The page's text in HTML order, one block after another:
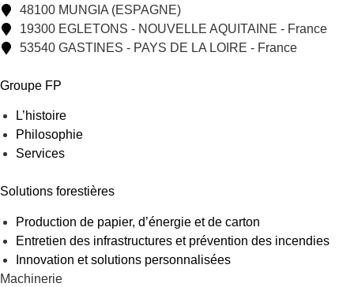
48100 MUNGIA (ESPAGNE)
19300 EGLETONS - NOUVELLE AQUITAINE - France
53540 GASTINES - PAYS DE LA LOIRE - France
Groupe FP
L’histoire
Philosophie
Services
Solutions forestières
Production de papier, d’énergie et de carton
Entretien des infrastructures et prévention des incendies
Innovation et solutions personnalisées
Machinerie